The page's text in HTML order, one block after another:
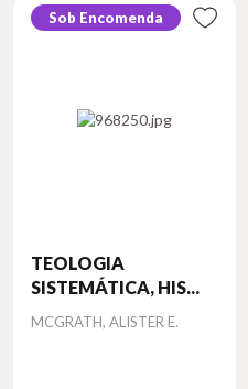
Sob Encomenda
TEOLOGIA
SISTEMÁTICA, HIS...
Autor
MCGRATH, ALISTER E.